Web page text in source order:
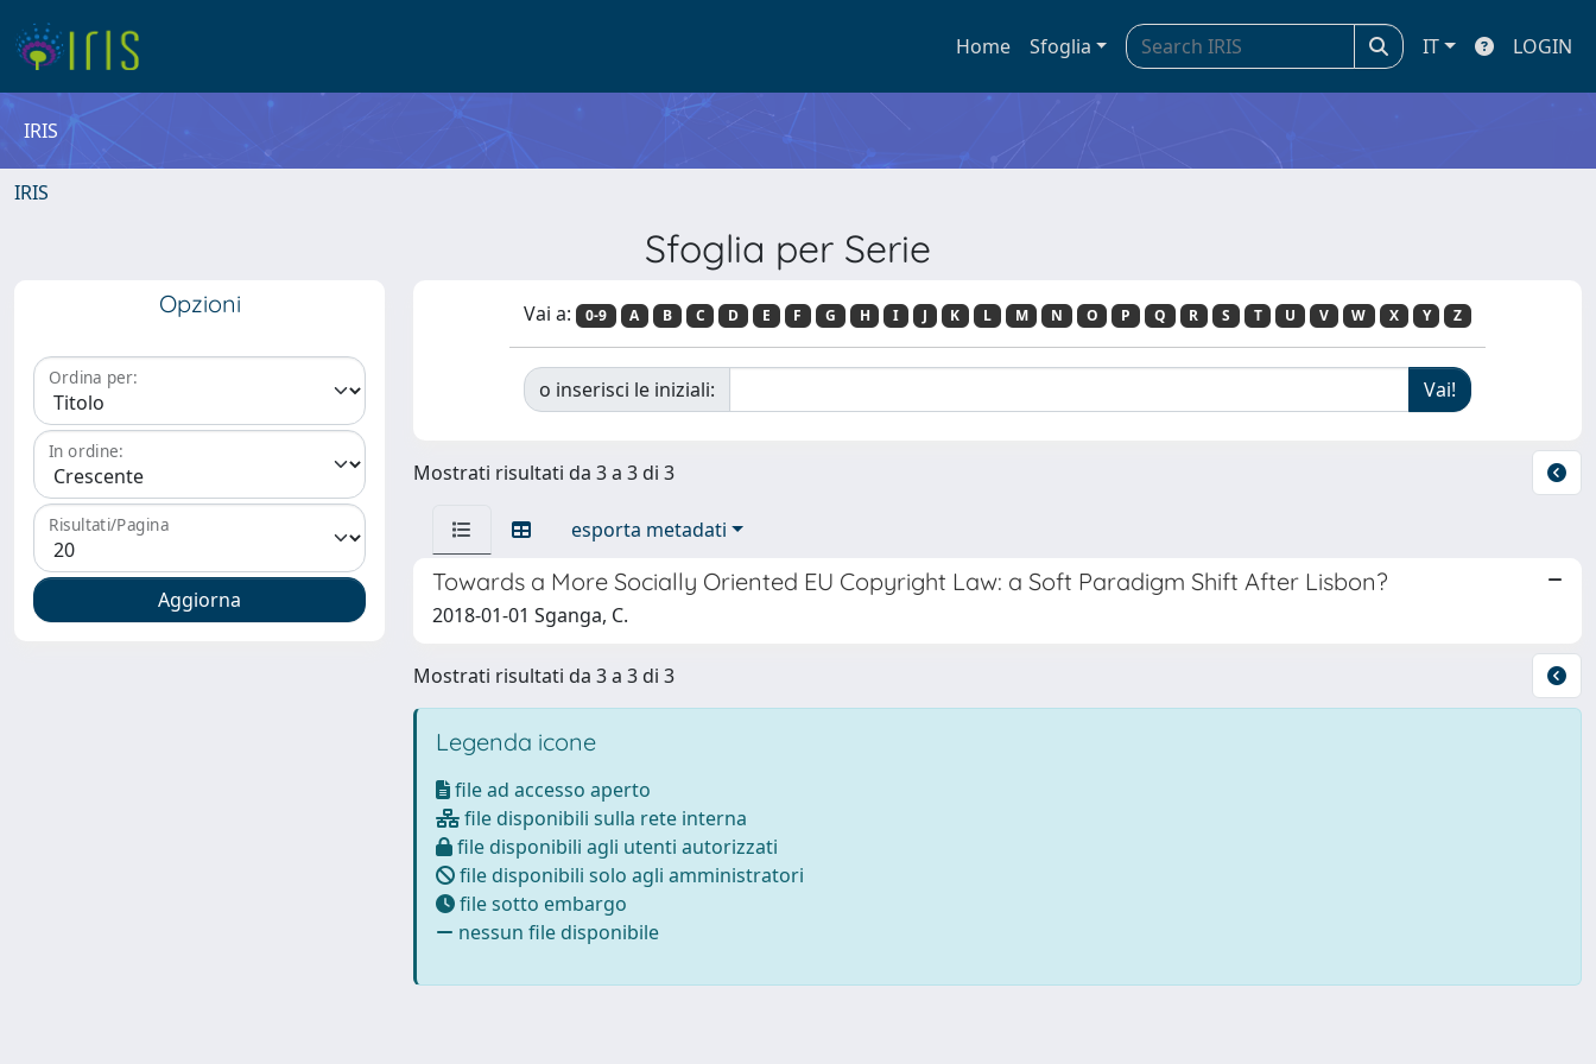
Home Sfoglia IT LOGIN
IRIS
IRIS
Sfoglia per Serie
Opzioni
Ordina per:
In ordine:
Risultati/Pagina
Vai a: 0-9 A B C D E F G H I J K L M N O P Q R S T U V W X Y Z
o inserisci le iniziali:
Mostrati risultati da 3 a 3 di 3
esporta metadati
Towards a More Socially Oriented EU Copyright Law: a Soft Paradigm Shift After Lisbon?
2018-01-01 Sganga, C.
Mostrati risultati da 3 a 3 di 3
Legenda icone
file ad accesso aperto
file disponibili sulla rete interna
file disponibili agli utenti autorizzati
file disponibili solo agli amministratori
file sotto embargo
nessun file disponibile